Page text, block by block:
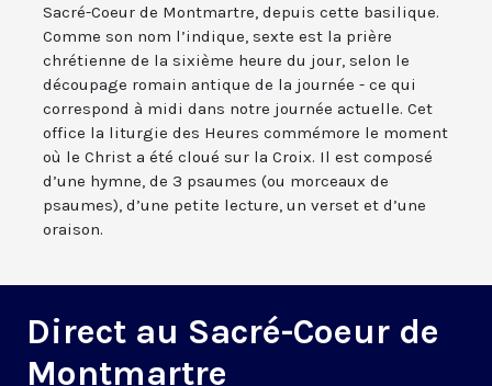
Sacré-Coeur de Montmartre, depuis cette basilique.
Comme son nom l’indique, sexte est la prière
chrétienne de la sixième heure du jour, selon le
découpage romain antique de la journée - ce qui
correspond à midi dans notre journée actuelle. Cet
office la liturgie des Heures commémore le moment
où le Christ a été cloué sur la Croix. Il est composé
d’une hymne, de 3 psaumes (ou morceaux de
psaumes), d’une petite lecture, un verset et d’une
oraison.
Direct au Sacré-Coeur de
Montmartre